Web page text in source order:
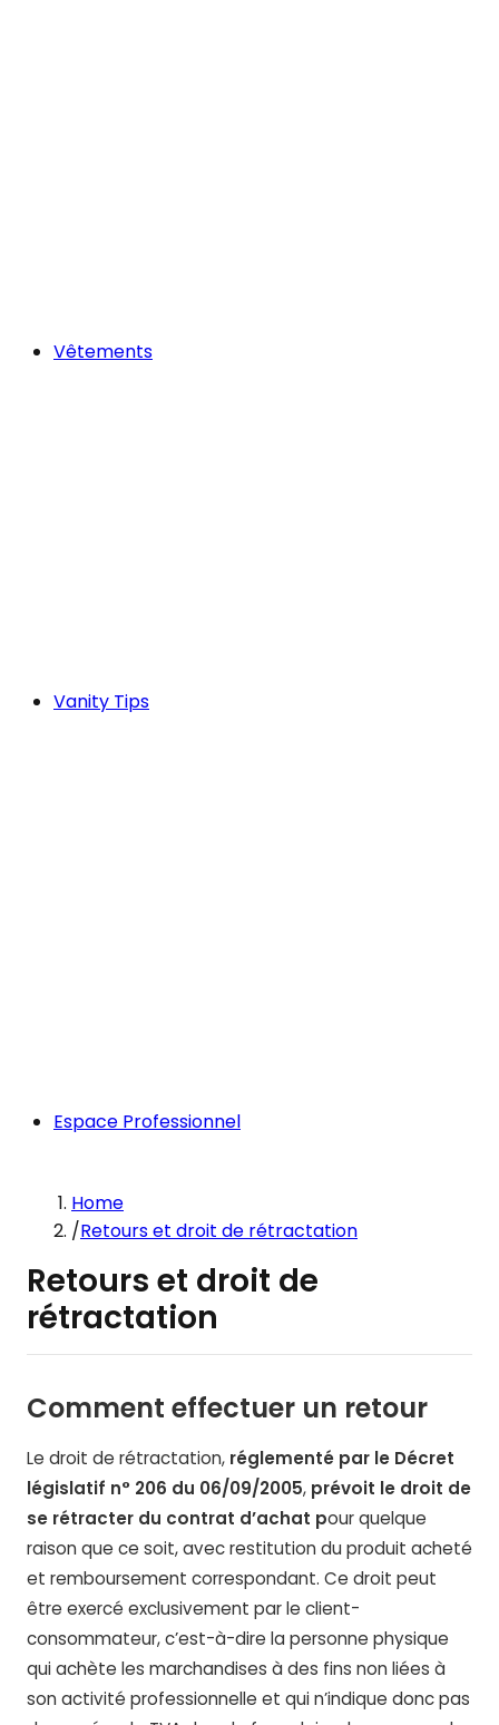
Vêtements
Vanity Tips
Espace Professionnel
Home
/Retours et droit de rétractation
Retours et droit de
rétractation
Comment effectuer un retour
Le droit de rétractation, réglementé par le Décret
législatif n° 206 du 06/09/2005, prévoit le droit de
se rétracter du contrat d’achat pour quelque
raison que ce soit, avec restitution du produit acheté
et remboursement correspondant. Ce droit peut
être exercé exclusivement par le client-
consommateur, c’est-à-dire la personne physique
qui achète les marchandises à des fins non liées à
son activité professionnelle et qui n’indique donc pas